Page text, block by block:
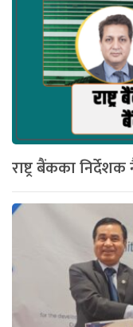
राष्ट्र बैंकका